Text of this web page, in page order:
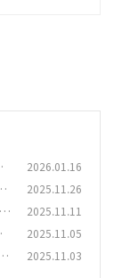
2026.01.16
2025.11.26
2025.11.11
2025.11.05
2025.11.03